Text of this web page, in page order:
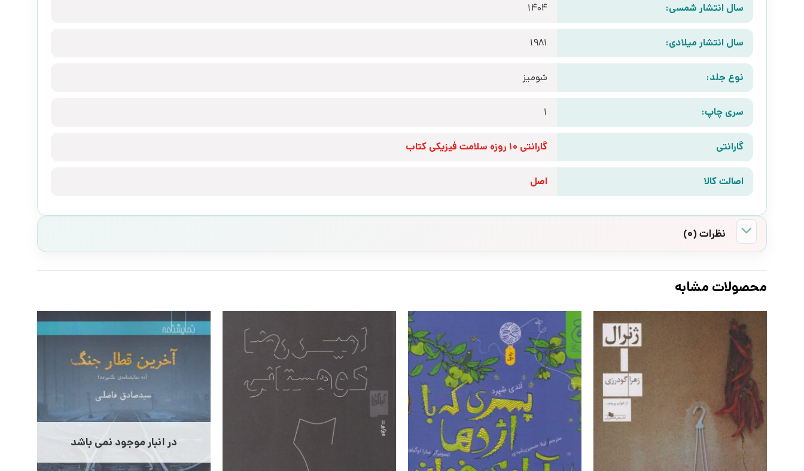
سال انتشار شمسی: 1404
سال انتشار میلادی: 1981
نوع جلد: شومیز
سری چاپ: 1
گارانتی گارانتی 10 روزه سلامت فیزیکی کتاب
اصالت کالا اصل
نظرات (0)
محصولات مشابه
در انبار موجود نمی باشد